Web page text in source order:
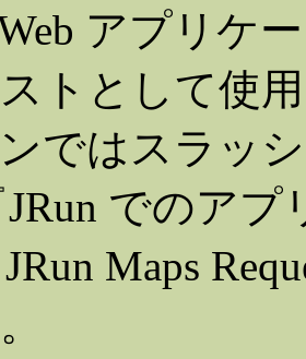
アプリケ
トとして使
ではスラッ
でのア
JRun Maps